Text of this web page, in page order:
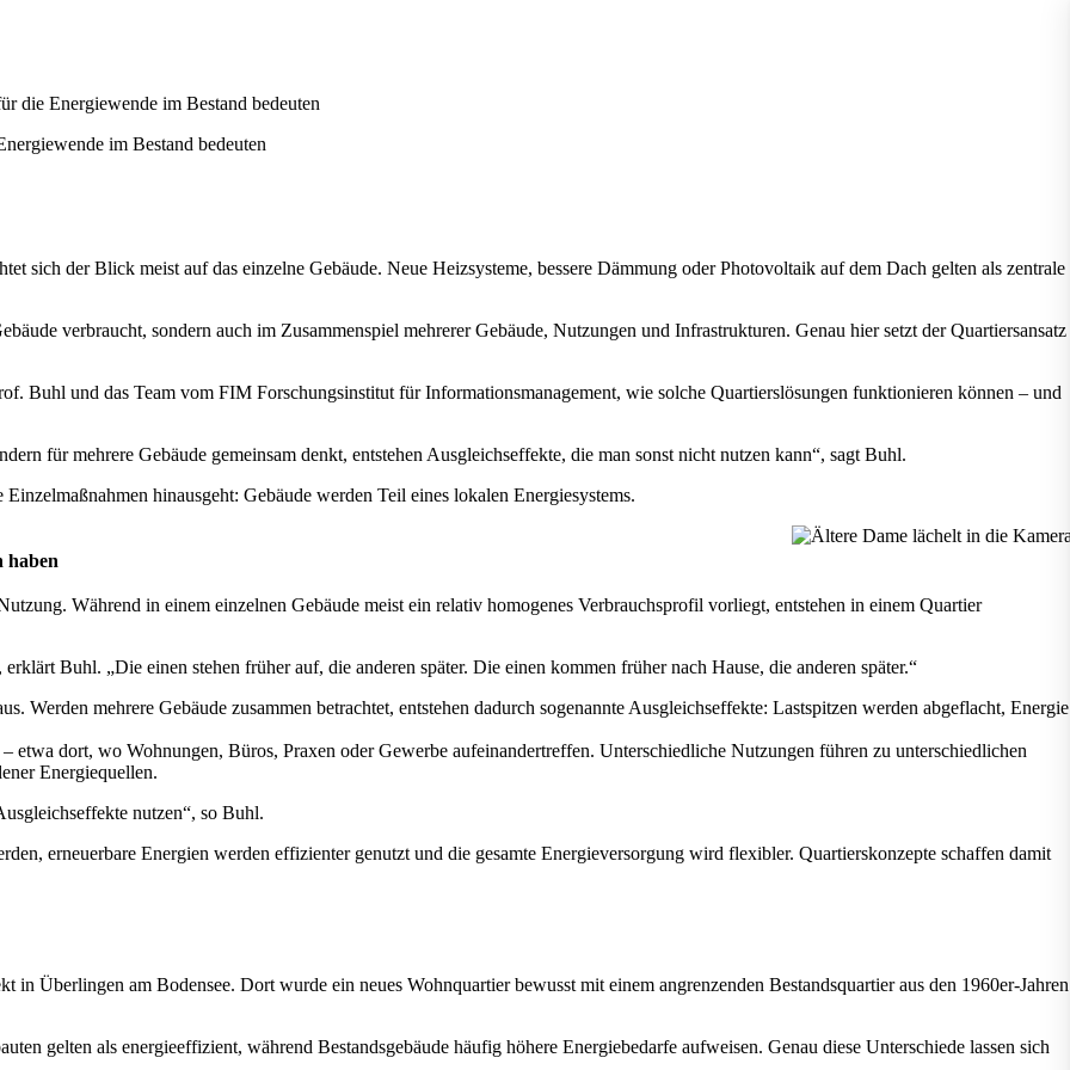
die Energiewende im Bestand bedeuten
im Bestand bedeuten
sich der Blick meist auf das einzelne Gebäude. Neue Heizsysteme, bessere Dämmung oder Photovoltaik auf dem Dach gelten als zentrale
verbraucht, sondern auch im Zusammenspiel mehrerer Gebäude, Nutzungen und Infrastrukturen. Genau hier setzt der Quartiersansatz
Buhl und das Team vom FIM Forschungsinstitut für Informationsmanagement, wie solche Quartierslösungen funktionieren können – und
für mehrere Gebäude gemeinsam denkt, entstehen Ausgleichseffekte, die man sonst nicht nutzen kann“, sagt Buhl.
hinausgeht: Gebäude werden Teil eines lokalen Energiesystems.
haben
Während in einem einzelnen Gebäude meist ein relativ homogenes Verbrauchsprofil vorliegt, entstehen in einem Quartier
Buhl. „Die einen stehen früher auf, die anderen später. Die einen kommen früher nach Hause, die anderen später.“
Werden mehrere Gebäude zusammen betrachtet, entstehen dadurch sogenannte Ausgleichseffekte: Lastspitzen werden abgeflacht, Energie
etwa dort, wo Wohnungen, Büros, Praxen oder Gewerbe aufeinandertreffen. Unterschiedliche Nutzungen führen zu unterschiedlichen
Energiequellen.
nutzen“, so Buhl.
erneuerbare Energien werden effizienter genutzt und die gesamte Energieversorgung wird flexibler. Quartierskonzepte schaffen damit
Überlingen am Bodensee. Dort wurde ein neues Wohnquartier bewusst mit einem angrenzenden Bestandsquartier aus den 1960er-Jahren
gelten als energieeffizient, während Bestandsgebäude häufig höhere Energiebedarfe aufweisen. Genau diese Unterschiede lassen sich